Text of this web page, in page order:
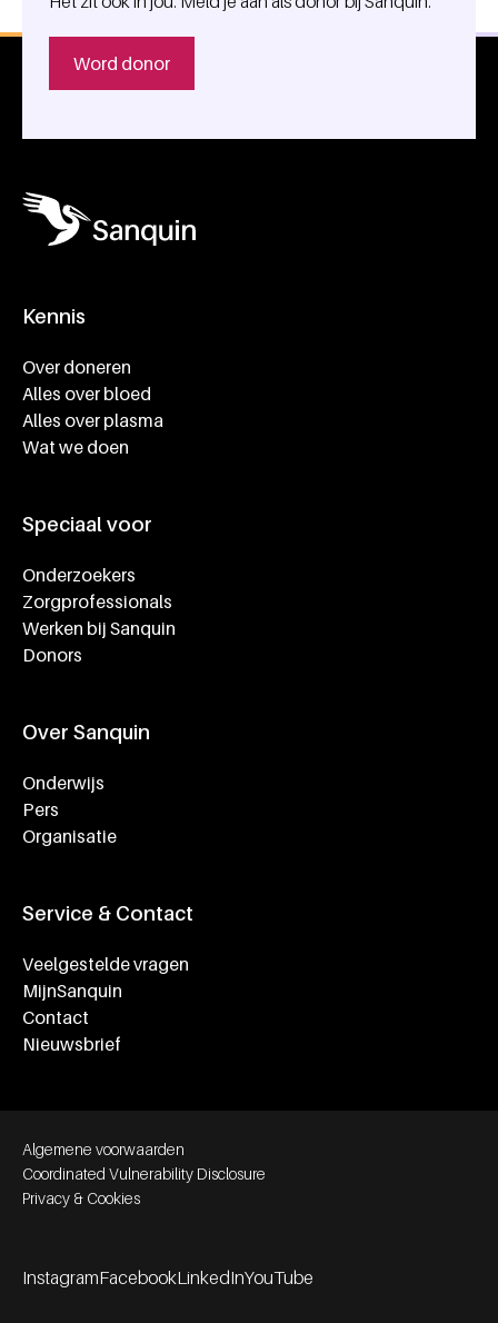
Word donor
Kennis
Over doneren
Alles over bloed
Alles over plasma
Wat we doen
Speciaal voor
Onderzoekers
Zorgprofessionals
Werken bij Sanquin
Donors
Over Sanquin
Onderwijs
Pers
Organisatie
Service & Contact
Veelgestelde vragen
MijnSanquin
Contact
Nieuwsbrief
Footer bottom navigation
Algemene voorwaarden
Coordinated Vulnerability Disclosure
Privacy & Cookies
InstagramFacebookLinkedInYouTube